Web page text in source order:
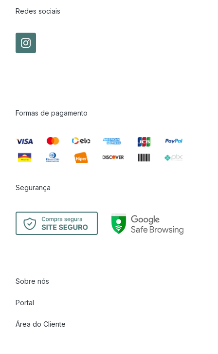
Redes sociais
Formas de pagamento
Segurança
Sobre nós
Portal
Área do Cliente